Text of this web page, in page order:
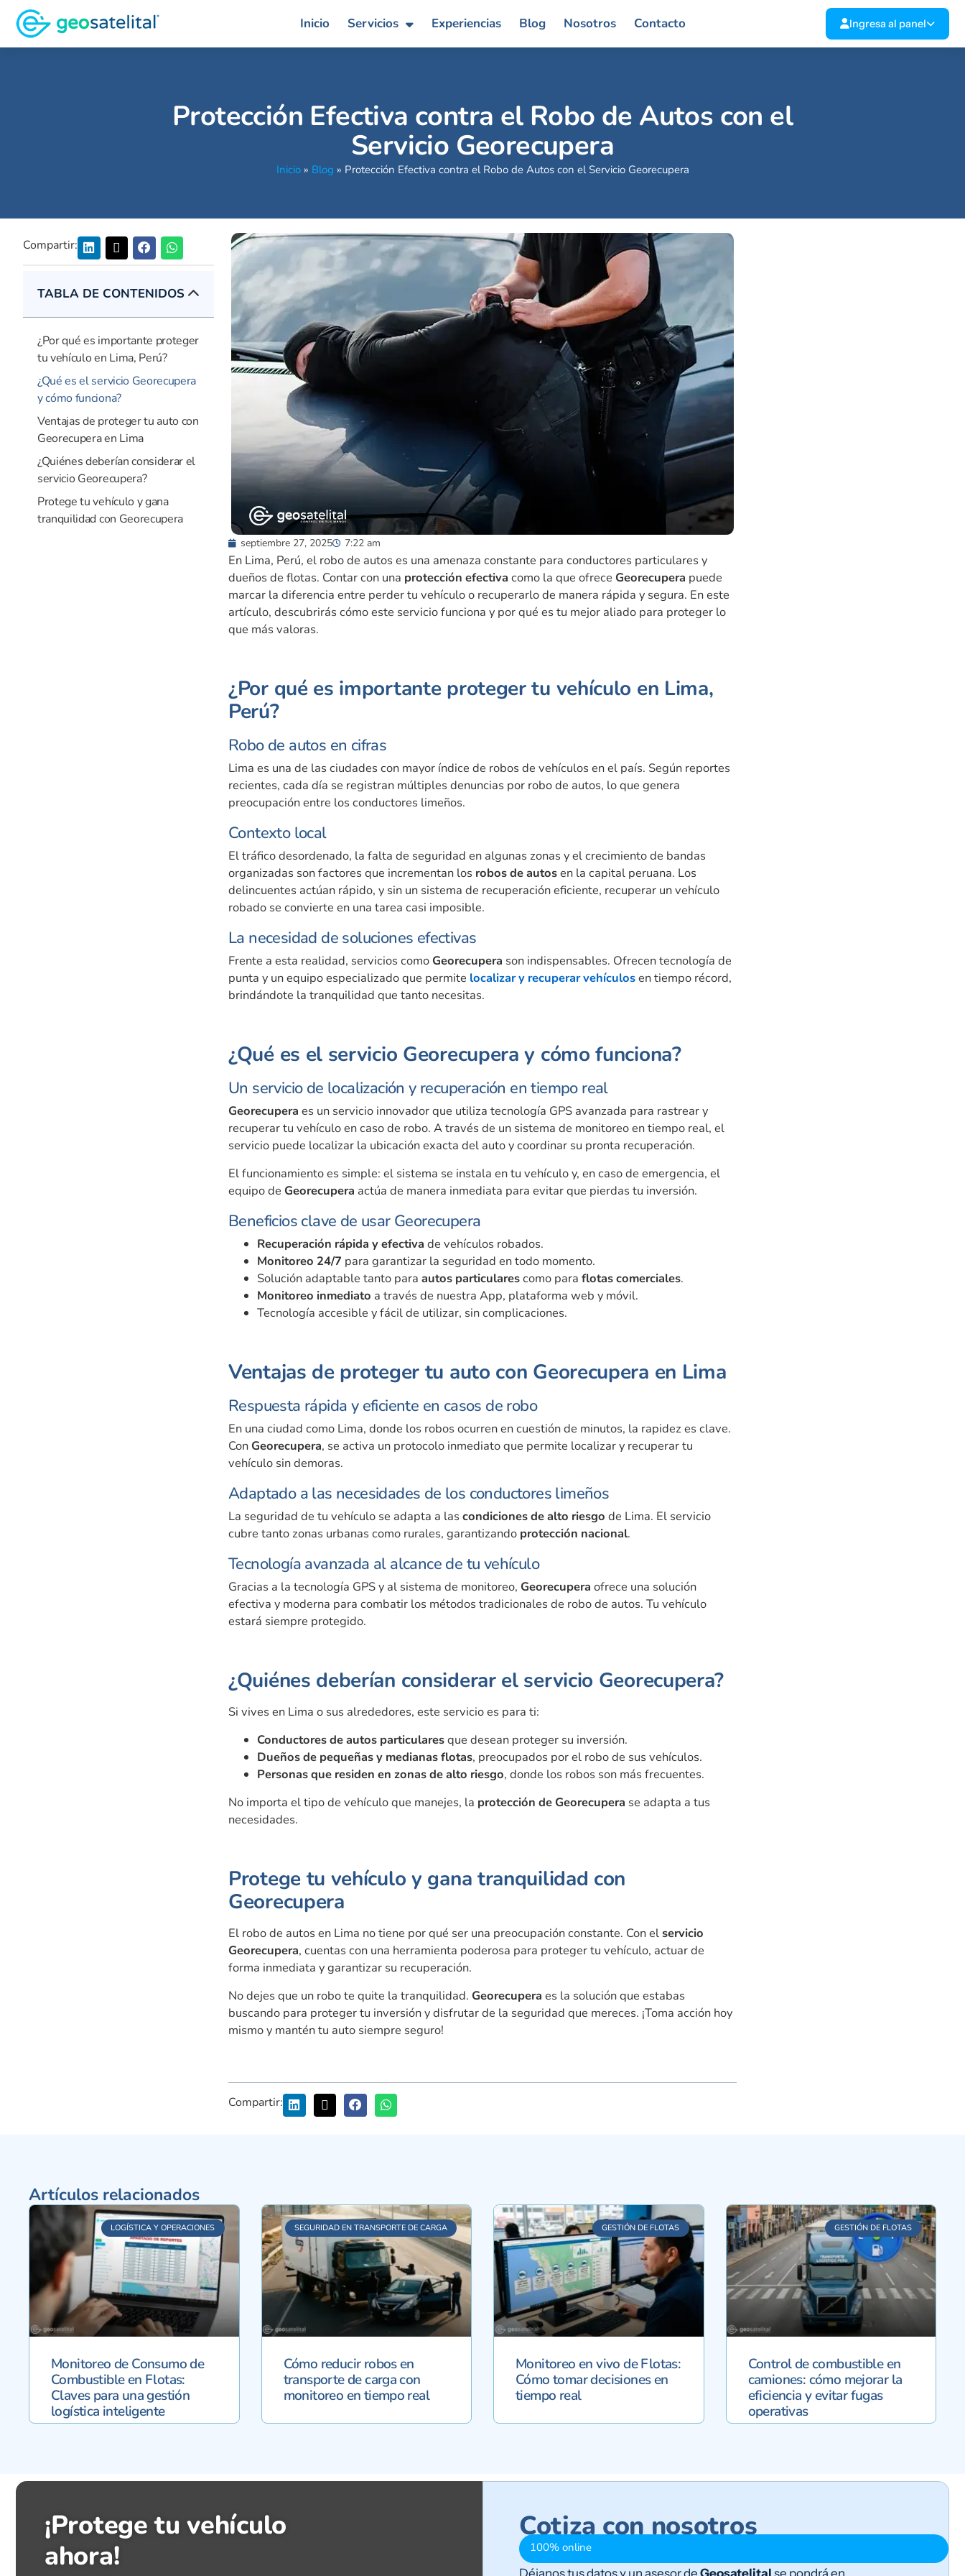
Inicio Servicios Experiencias Blog Nosotros Contacto Ingresa al panel
Protección Efectiva contra el Robo de Autos con el
Servicio Georecupera
Inicio» Blog » Protección Efectiva contra el Robo de Autos con el Servicio Georecupera
Compartir:
TABLA DE CONTENIDOS
¿Por qué es importante proteger
tu vehículo en Lima, Perú?
¿Qué es el servicio Georecupera
y cómo funciona?
Ventajas de proteger tu auto con
Georecupera en Lima
¿Quiénes deberían considerar el
servicio Georecupera?
Protege tu vehículo y gana
tranquilidad con Georecupera
septiembre 27, 2025 7:22 am
En Lima, Perú, el robo de autos es una amenaza constante para conductores particulares y
dueños de flotas. Contar con una protección efectiva como la que ofrece Georecupera puede
marcar la diferencia entre perder tu vehículo o recuperarlo de manera rápida y segura. En este
artículo, descubrirás cómo este servicio funciona y por qué es tu mejor aliado para proteger lo
que más valoras.
¿Por qué es importante proteger tu vehículo en Lima,
Perú?
Robo de autos en cifras
Lima es una de las ciudades con mayor índice de robos de vehículos en el país. Según reportes
recientes, cada día se registran múltiples denuncias por robo de autos, lo que genera
preocupación entre los conductores limeños.
Contexto local
El tráfico desordenado, la falta de seguridad en algunas zonas y el crecimiento de bandas
organizadas son factores que incrementan los robos de autosen la capital peruana. Los
delincuentes actúan rápido, y sin un sistema de recuperación eficiente, recuperar un vehículo
robado se convierte en una tarea casi imposible.
La necesidad de soluciones efectivas
Frente a esta realidad, servicios como Georecupera son indispensables. Ofrecen tecnología de
punta y un equipo especializado que permite localizar y recuperar vehículosen tiempo récord,
brindándote la tranquilidad que tanto necesitas.
¿Qué es el servicio Georecupera y cómo funciona?
Un servicio de localización y recuperación en tiempo real
Georecupera es un servicio innovador que utiliza tecnología GPS avanzada para rastrear y
recuperar tu vehículo en caso de robo. A través de un sistema de monitoreo en tiempo real, el
servicio puede localizar la ubicación exacta del auto y coordinar su pronta recuperación.
El funcionamiento es simple: el sistema se instala en tu vehículo y, en caso de emergencia, el
equipo de Georecupera actúa de manera inmediata para evitar que pierdas tu inversión.
Beneficios clave de usar Georecupera
Recuperación rápida y efectiva de vehículos robados.
Monitoreo 24/7 para garantizar la seguridad en todo momento.
Solución adaptable tanto para autos particularescomo para flotas comerciales.
Monitoreo inmediato a través de nuestra App, plataforma web y móvil.
Tecnología accesible y fácil de utilizar, sin complicaciones.
Ventajas de proteger tu auto con Georecupera en Lima
Respuesta rápida y eficiente en casos de robo
En una ciudad como Lima, donde los robos ocurren en cuestión de minutos, la rapidez es clave.
Con Georecupera, se activa un protocolo inmediato que permite localizar y recuperar tu
vehículo sin demoras.
Adaptado a las necesidades de los conductores limeños
La seguridad de tu vehículo se adapta a las condiciones de alto riesgo de Lima. El servicio
cubre tanto zonas urbanas como rurales, garantizando protección nacional.
Tecnología avanzada al alcance de tu vehículo
Gracias a la tecnología GPS y al sistema de monitoreo, Georecupera ofrece una solución
efectiva y moderna para combatir los métodos tradicionales de robo de autos. Tu vehículo
estará siempre protegido.
¿Quiénes deberían considerar el servicio Georecupera?
Si vives en Lima o sus alrededores, este servicio es para ti:
Conductores de autos particularesque desean proteger su inversión.
Dueños de pequeñas y medianas flotas, preocupados por el robo de sus vehículos.
Personas que residen en zonas de alto riesgo, donde los robos son más frecuentes.
No importa el tipo de vehículo que manejes, la protección de Georecupera se adapta a tus
necesidades.
Protege tu vehículo y gana tranquilidad con
Georecupera
El robo de autos en Lima no tiene por qué ser una preocupación constante. Con elservicio
Georecupera, cuentas con una herramienta poderosa para proteger tu vehículo, actuar de
forma inmediata y garantizar su recuperación.
No dejes que un robo te quite la tranquilidad. Georecupera es la solución que estabas
buscando para proteger tu inversión y disfrutar de la seguridad que mereces. ¡Toma acción hoy
mismo y mantén tu auto siempre seguro!
Compartir:
Artículos relacionados
LOGÍSTICA Y OPERACIONES
Monitoreo de Consumo de
Combustible en Flotas:
Claves para una gestión
logística inteligente
SEGURIDAD EN TRANSPORTE DE CARGA
Cómo reducir robos en
transporte de carga con
monitoreo en tiempo real
GESTIÓN DE FLOTAS
Monitoreo en vivo de Flotas:
Cómo tomar decisiones en
tiempo real
GESTIÓN DE FLOTAS
Control de combustible en
camiones: cómo mejorar la
eficiencia y evitar fugas
operativas
¡Protege tu vehículo
ahora!
Cotiza con nosotros
100% online